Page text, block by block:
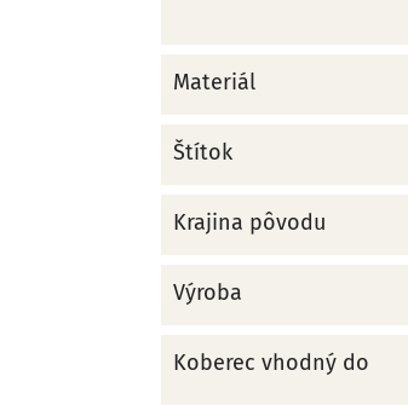
Materiál
Štítok
Krajina pôvodu
Výroba
Koberec vhodný do